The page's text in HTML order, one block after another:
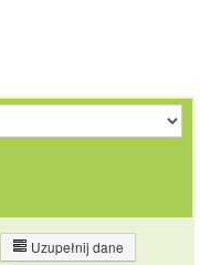
Uzupełnij dane